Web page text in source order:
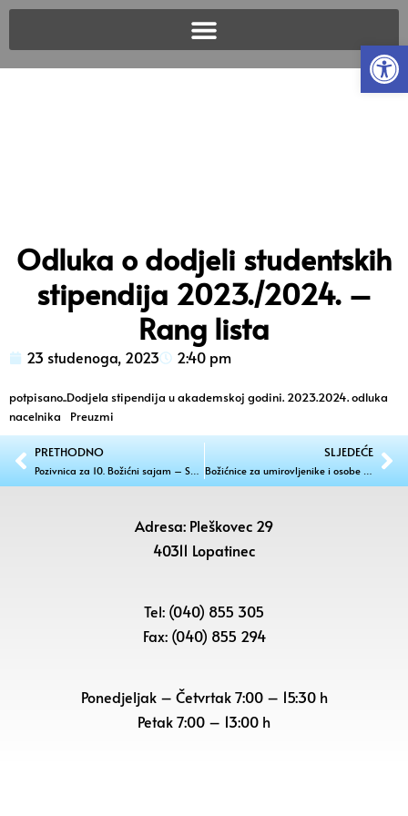
Odluka o dodjeli studentskih
stipendija 2023./2024. –
Rang lista
23 studenoga, 2023 2:40 pm
potpisano..Dodjela stipendija u akademskoj godini. 2023.2024. odluka
nacelnika
Preuzmi
PRETHODNO
Pozivnica za 10. Božićni sajam – Sveti Juraj na Bregu
SLJEDEĆE
Božićnice za umirovljenike i osobe starije od 60 godina koji nemaju primanja s područja Općine Sveti Juraj na Bregu
Adresa: Pleškovec 29
40311 Lopatinec
Tel: (040) 855 305
Fax: (040) 855 294
Ponedjeljak – Četvrtak 7:00 – 15:30 h
Petak7:00 – 13:00 h